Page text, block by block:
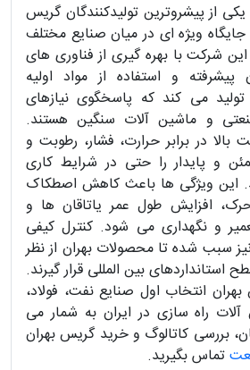
از پیشروترین تولیدکنندگان گریس‌
ویژه‌ ای در میان صنایع مختلف
شرکت با بهره‌ گیری از فناوری‌ های
پیشرفته و استفاده از مواد اولیه
می‌ کند که پاسخگوی نیازهای
و ماشین‌ آلات سنگین هستند.
بالا در برابر حرارت، فشار، رطوبت و
و پایدار را حتی در شرایط کاری
این ویژگی‌ ها باعث کاهش اصطکاک
افزایش طول عمر یاتاقان‌ ها و
و نگهداری می‌ شود. کنترل کیفی
سبب شده تا محصولات بهران از نظر
استانداردهای بین‌ المللی قرار گیرند.
انتخاب اول صنایع نفت، فولاد،
راه‌ سازی در ایران به شمار می‌
بررسی کاتالوگ و خرید گریس بهران
تماس بگیرید.